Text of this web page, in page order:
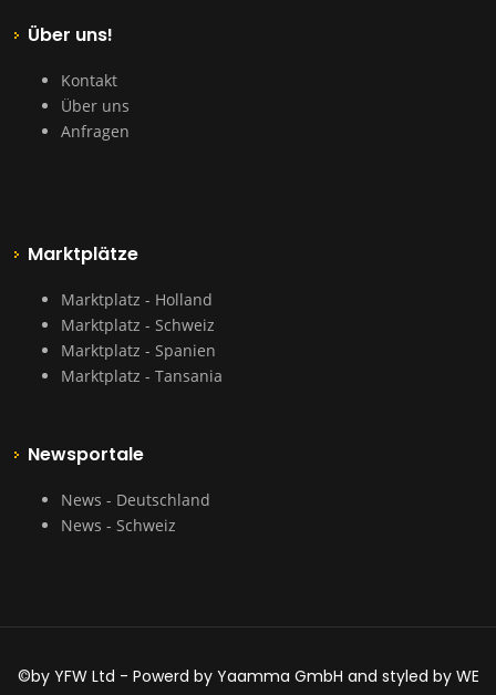
Über uns!
Kontakt
Über uns
Anfragen
Marktplätze
Marktplatz - Holland
Marktplatz - Schweiz
Marktplatz - Spanien
Marktplatz - Tansania
Newsportale
News - Deutschland
News - Schweiz
©by YFW Ltd - Powerd by Yaamma GmbH and styled by WE